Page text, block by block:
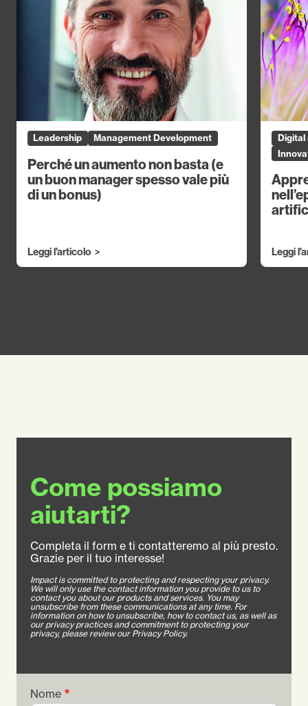
Leadership Management Development
Perché un aumento non basta (e
un buon manager spesso vale più
di un bonus)
Leggi l'articolo
Digital
Leggi
Come possiamo
aiutarti?
Completa il form e ti contatteremo al più presto.
Grazie per il tuo interesse!
Impact is committed to protecting and respecting your privacy.
We will only use the contact information you provide to us to
contact you about our products and services. You may
unsubscribe from these communications at any time. For
information on how to unsubscribe, how to contact us, as well as
our privacy practices and commitment to protecting your
privacy, please review our Privacy Policy.
Nome